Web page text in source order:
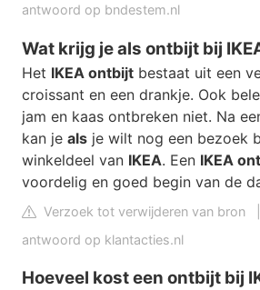
antwoord op bndestem.nl
Wat krijg je als ontbijt bij
Het IKEA ontbijt bestaat uit een
croissant en een drankje. Ook
jam en kaas ontbreken niet. Na
kan je als je wilt nog een bezoek
winkeldeel van IKEA. Een IKEA
voordelig en goed begin van de
Verzoek tot verwijderen van bron
antwoord op klantacties.nl
Hoeveel kost een ontbijt bij